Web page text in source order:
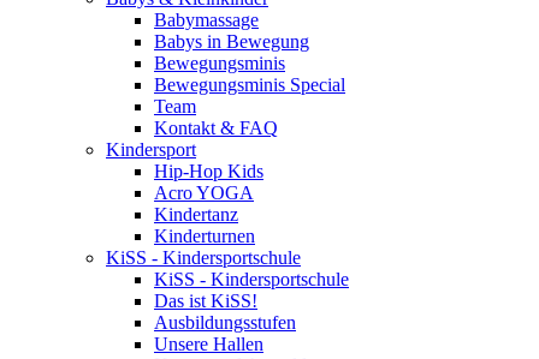
Babymassage
Babys in Bewegung
Bewegungsminis
Bewegungsminis Special
Team
Kontakt & FAQ
Kindersport
Hip-Hop Kids
Acro YOGA
Kindertanz
Kinderturnen
KiSS - Kindersportschule
KiSS - Kindersportschule
Das ist KiSS!
Ausbildungsstufen
Unsere Hallen